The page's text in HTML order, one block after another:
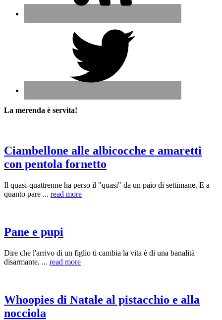
La merenda è servita!
Ciambellone alle albicocche e amaretti
con pentola fornetto
Il quasi-quattrenne ha perso il "quasi" da un paio di settimane. E a
quanto pare ... read more
Pane e pupi
Dire che l'arrivo di un figlio ti cambia la vita è di una banalità
disarmante, ... read more
Whoopies di Natale al pistacchio e alla
nocciola